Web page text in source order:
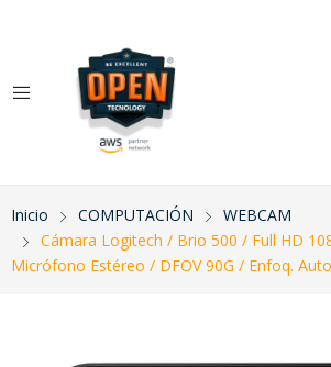
Inicio COMPUTACIÓN
WEBCAM
Cámara Logitech / Brio 500 / Full HD
Micrófono Estéreo / DFOV 90G / Enfoq.